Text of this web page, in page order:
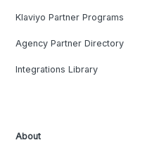
Klaviyo Partner Programs
Agency Partner Directory
Integrations Library
About